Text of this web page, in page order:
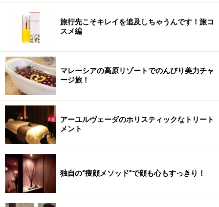
旅行先こそキレイを追及しちゃうんです！旅コ
スメ編
マレーシアの高原リゾートでのんびり美力チャ
ージ旅！
アーユルヴェーダのホリスティックなトリート
メント
独自の“痩顔メソッド”で顔も心もすっきり！